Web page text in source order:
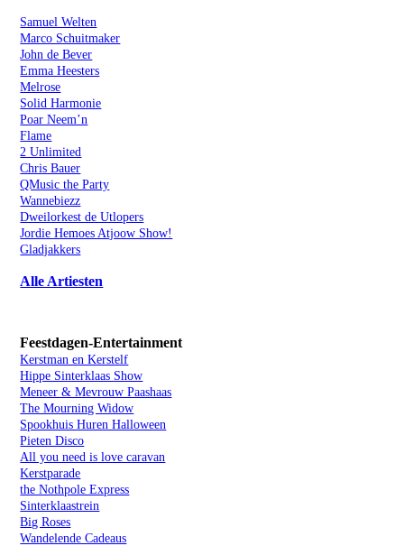
Samuel Welten
Marco Schuitmaker
John de Bever
Emma Heesters
Melrose
Solid Harmonie
Poar Neem’n
Flame
2 Unlimited
Chris Bauer
QMusic the Party
Wannebiezz
Dweilorkest de Utlopers
Jordie Hemoes Atjoow Show!
Gladjakkers
Alle Artiesten
Feestdagen-Entertainment
Kerstman en Kerstelf
Hippe Sinterklaas Show
Meneer & Mevrouw Paashaas
The Mourning Widow
Spookhuis Huren Halloween
Pieten Disco
All you need is love caravan
Kerstparade
the Nothpole Express
Sinterklaastrein
Big Roses
Wandelende Cadeaus